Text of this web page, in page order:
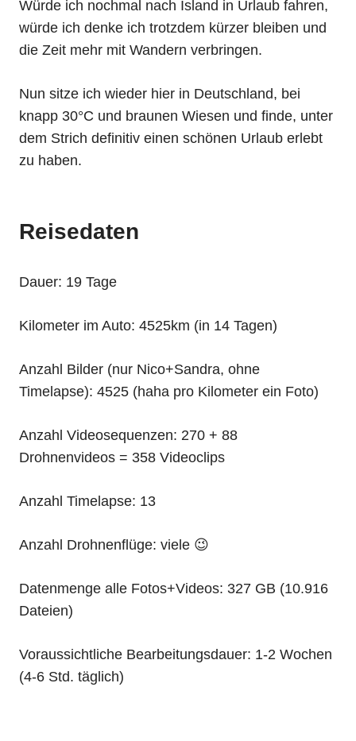
Würde ich nochmal nach Island in Urlaub fahren,
würde ich denke ich trotzdem kürzer bleiben und
die Zeit mehr mit Wandern verbringen.
Nun sitze ich wieder hier in Deutschland, bei
knapp 30°C und braunen Wiesen und finde, unter
dem Strich definitiv einen schönen Urlaub erlebt
zu haben.
Reisedaten
Dauer: 19 Tage
Kilometer im Auto: 4525km (in 14 Tagen)
Anzahl Bilder (nur Nico+Sandra, ohne
Timelapse): 4525 (haha pro Kilometer ein Foto)
Anzahl Videosequenzen: 270 + 88
Drohnenvideos = 358 Videoclips
Anzahl Timelapse: 13
Anzahl Drohnenflüge: viele 😉
Datenmenge alle Fotos+Videos: 327 GB (10.916
Dateien)
Voraussichtliche Bearbeitungsdauer: 1-2 Wochen
(4-6 Std. täglich)